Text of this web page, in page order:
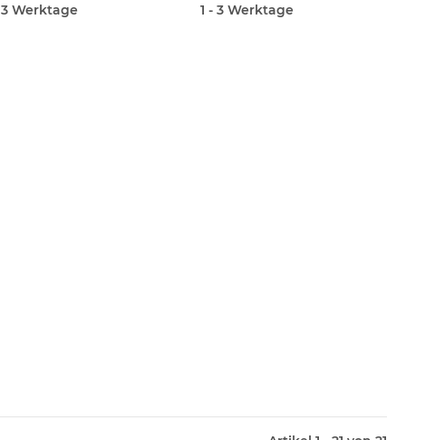
3 Werktage
1 - 3 Werktage